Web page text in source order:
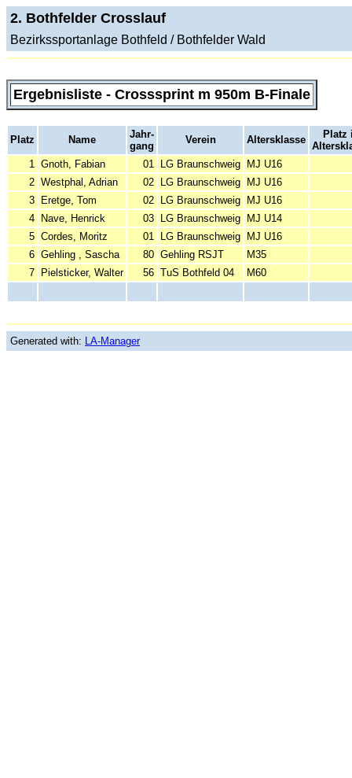
2. Bothfelder Crosslauf
Bezirkssportanlage Bothfeld / Bothfelder Wald
Ergebnisliste - Crosssprint m 950m B-Finale
Platz Name
Jahr-
gang
Verein Altersklasse
Platz
1 Gnoth, Fabian 01 LG Braunschweig
MJ U16
2 Westphal, Adrian 02 LG Braunschweig
MJ U16
3
Eretge, Tom 02 LG Braunschweig
MJ U16
4
Nave, Henrick 03 LG Braunschweig
MJ U14
5 Cordes, Moritz 01 LG Braunschweig
MJ U16
6 Gehling , Sascha 80 Gehling RSJT
M35
7
Pielsticker, Walter 56 TuS Bothfeld 04 M60
Generated with: LA-Manager